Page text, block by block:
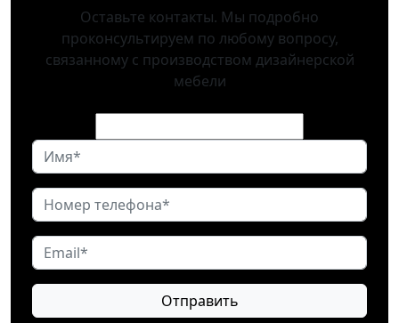
Оставьте контакты. Мы подробно
проконсультируем по любому вопросу,
связанному с производством дизайнерской
мебели
Отправить